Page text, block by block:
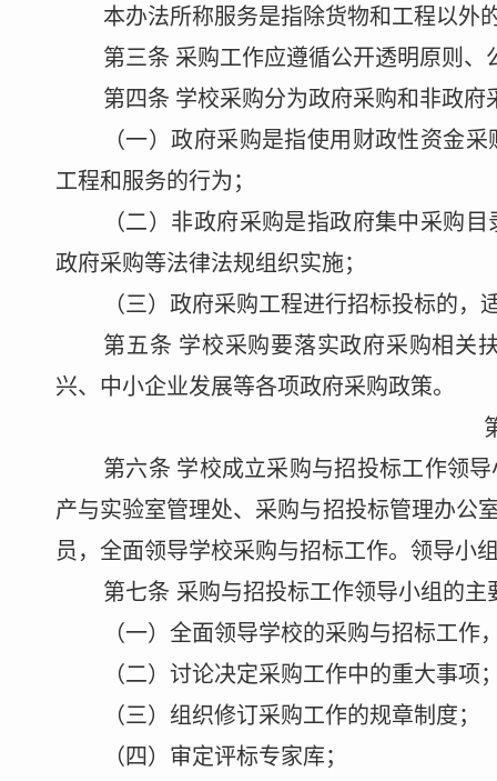
本办法所称服务是指除货物和工程以外
第三条 采购工作应遵循公开透明原则
第四条 学校采购分为政府采购和非政府
（一）政府采购是指使用财政性资金
工程和服务的行为 ；
（二）非政府采购是指政府集中采购
政府采购等法律法规组织实施；
（三）政府采购工程进行招标投标的，
第五条 学校采购要落实政府采购相关
兴、中小企业发展等各项政府采购政策。
第六条 学校成立采购与招投标工作领
产与实验室管理处、 采购与招投标管理办公
员，全面领导学校采购与招标工作。领导小
第七条 采购与招投标工作领导小组的主
（一）全面领导学校的采购与招标工作
（二）讨论决定采购工作中的重大事项
（三）组织修订采购工作的规章制度；
（四）审定评标专家库；